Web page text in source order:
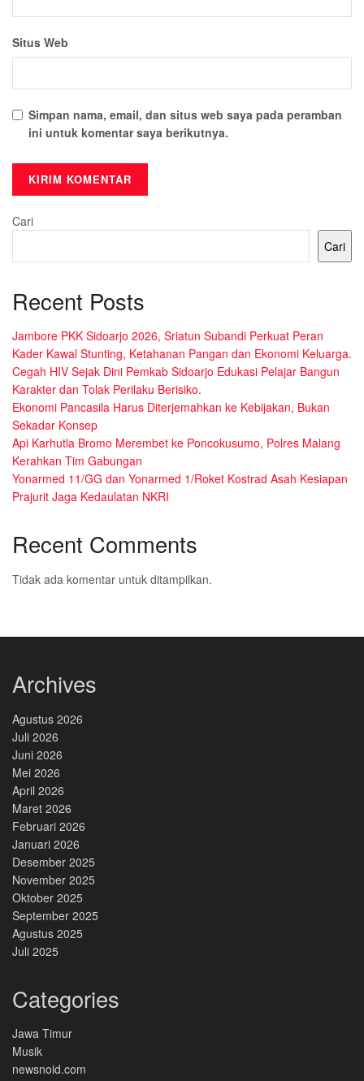
Situs Web
Simpan nama, email, dan situs web saya pada peramban
ini untuk komentar saya berikutnya.
Cari
Cari
Recent Posts
Jambore PKK Sidoarjo 2026, Sriatun Subandi Perkuat Peran
Kader Kawal Stunting, Ketahanan Pangan dan Ekonomi Keluarga.
Cegah HIV Sejak Dini Pemkab Sidoarjo Edukasi Pelajar Bangun
Karakter dan Tolak Perilaku Berisiko.
Ekonomi Pancasila Harus Diterjemahkan ke Kebijakan, Bukan
Sekadar Konsep
Api Karhutla Bromo Merembet ke Poncokusumo, Polres Malang
Kerahkan Tim Gabungan
Yonarmed 11/GG dan Yonarmed 1/Roket Kostrad Asah Kesiapan
Prajurit Jaga Kedaulatan NKRI
Recent Comments
Tidak ada komentar untuk ditampilkan.
Archives
Agustus 2026
Juli 2026
Juni 2026
Mei 2026
April 2026
Maret 2026
Februari 2026
Januari 2026
Desember 2025
November 2025
Oktober 2025
September 2025
Agustus 2025
Juli 2025
Categories
Jawa Timur
Musik
newsnoid.com